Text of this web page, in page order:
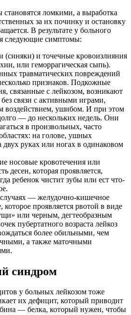
становятся ломкими, а выработка
за их починку и остановку
В результате у больного
следующие симптомы:
(синяки) и точечные кровоизлияния
или геморрагическая сыпь).
травматических повреждений
признаков. Подкожные
связанные с лейкозом, возникают
связи с активными играми,
воздействием, ушибом. И при этом
— до нескольких недель. Они
в произвольных, часто
на голове, ушных
двух руках или ногах в одинаковом
носовые кровотечения или
десен, которая проявляется,
ребенок чистит зубы или ест что-
— желудочно-кишечное
которое проявляется рвотой в виде
или черным, дегтеобразным
пубертатного возраста лейкоз
более обильными, чем
а также маточными
синдром
у больных лейкозом тоже
их дефицит, который приводит
— белка, который нужен, чтобы